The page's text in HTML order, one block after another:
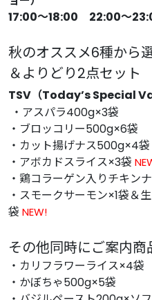
17:00～18:00 22:00～
秋のオススメ6種から
＆よりどり2点セット
TSV（Today’s Special
・アスパラ400g×3袋
・ブロッコリー500g×6袋
・カット揚げナス500g×4袋
・アボカドスライス×3袋
・鶏コラーゲン入りチキン
・スモークサーモン×1袋＆
袋 NEW!
その他同時にご案内商
・カリフラワーライス×4袋
・かぼちゃ500g×5袋